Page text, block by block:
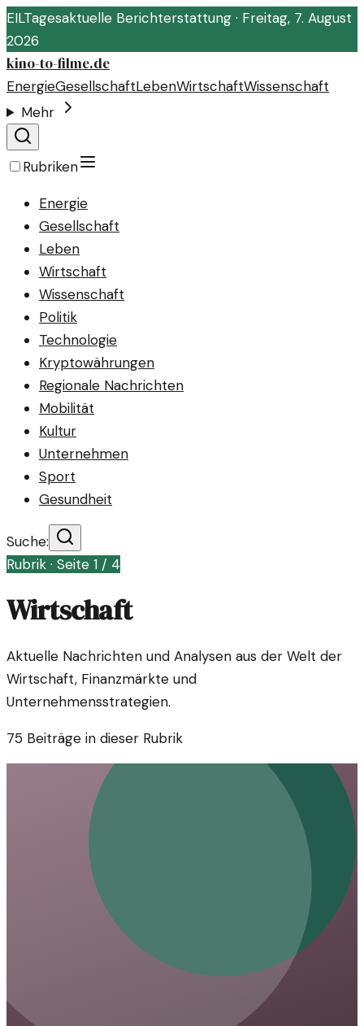
EILTagesaktuelle Berichterstattung · Freitag, 7. August
2026
kino-to-filme.de
EnergieGesellschaftLebenWirtschaftWissenschaft
Mehr
Rubriken
Energie
Gesellschaft
Leben
Wirtschaft
Wissenschaft
Politik
Technologie
Kryptowährungen
Regionale Nachrichten
Mobilität
Kultur
Unternehmen
Sport
Gesundheit
Suche:
Rubrik · Seite 1 / 4
Wirtschaft
Aktuelle Nachrichten und Analysen aus der Welt der
Wirtschaft, Finanzmärkte und
Unternehmensstrategien.
75 Beiträge in dieser Rubrik